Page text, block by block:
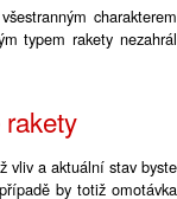
charakterem
typem rakety nezahrál
vliv a aktuální stav byste
by totiž omotávka